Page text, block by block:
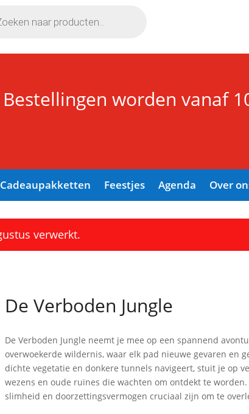
worden vanaf
Cadeaupakketten Feestjes Agenda Over
verwerkt.
De Verboden Jungle
De Verboden Jungle neemt je mee op een spannend
overwoekerde wildernis, waar elk pad nieuwe gevaren en
dichte vegetatie en donkere tunnels navigeert, stuit je op
wezens en oude ruïnes die wachten om ontdekt te
slimheid en doorzettingsvermogen cruciaal zijn om te